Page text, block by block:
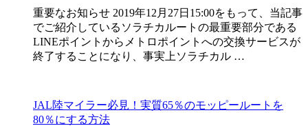
重要なお知らせ 2019年12月27日15:00をもって、当記事
でご紹介しているソラチカルートの最重要部分である
LINEポイントからメトロポイントへの交換サービスが
終了することになり、事実上ソラチカル …
JAL陸マイラー必見！実質65％のモッピールートを
80％にする方法